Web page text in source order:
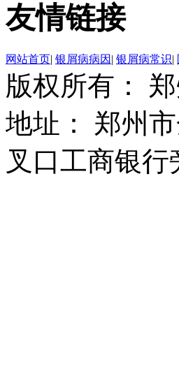
友情链接
网站首页| 银屑病病因 | 银屑病常识|
版权所有：
地址： 郑州
叉口工商银行